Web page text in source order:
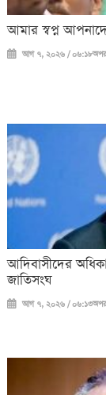
আমার স্বপ্ন
আগ ৭, ২০২৬ /
আদিবাসীদের
জাতিসংঘ
আগ ৭, ২০২৬ /